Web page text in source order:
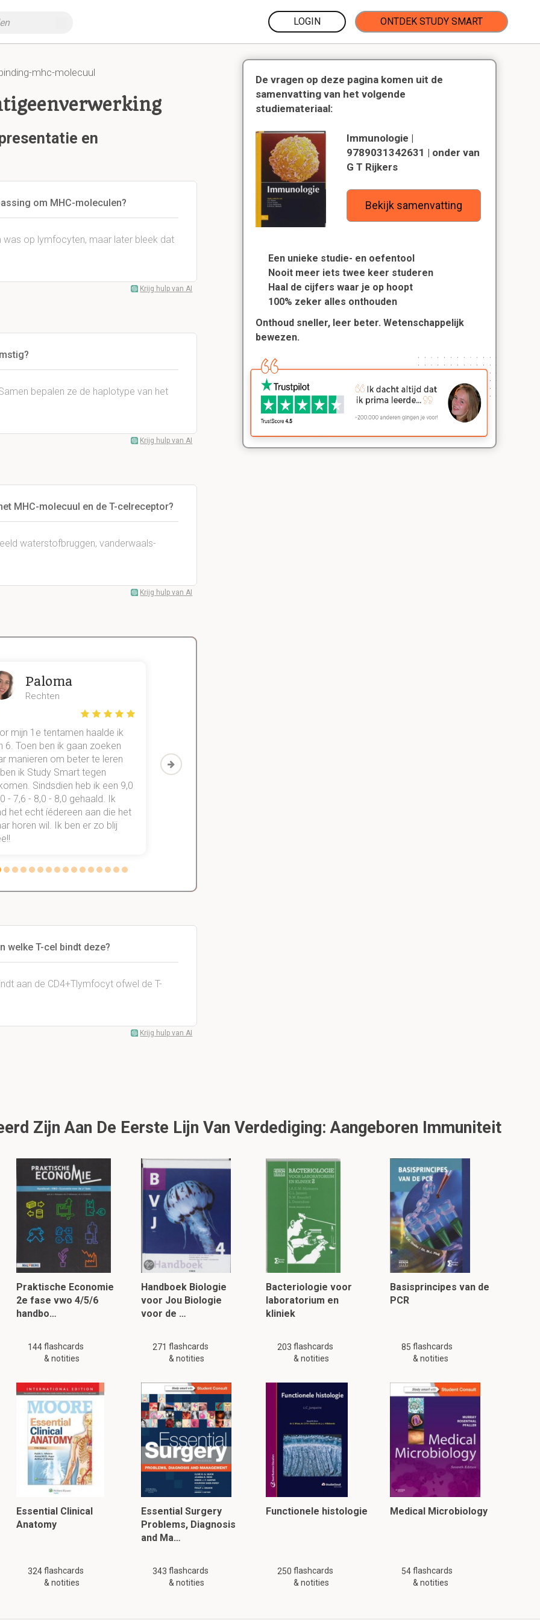
LOGIN ONTDEK STUDY SMART
mhc-molecuul
en
om MHC-moleculen?
op lymfocyten, maar later bleek dat
Krijg hulp van AI
bepalen ze de haplotype van het
Krijg hulp van AI
MHC-molecuul en de T-celreceptor?
waterstofbruggen, vanderwaals-
Krijg hulp van AI
Paloma
Rechten
mijn 1e tentamen haalde ik
6. Toen ben ik gaan zoeken
manieren om beter te leren
ik Study Smart tegen
Sindsdien heb ik een 9,0
- 7,6 - 8,0 - 8,0 gehaald. Ik
het echt íédereen aan die het
horen wil. Ik ben er zo blij
vakken. Sinds ik mijn
aantekeningen digitaal maak in
welke T-cel bindt deze?
aan de CD4+Tlymfocyt ofwel de T-
Krijg hulp van AI
De vragen op deze pagina komen uit de
samenvatting van het volgende
studiemateriaal:
Immunologie |
9789031342631 | onder van
G T Rijkers
Bekijk samenvatting
Een unieke studie- en oefentool
Nooit meer iets twee keer studeren
Haal de cijfers waar je op hoopt
100% zeker alles onthouden
Onthoud sneller, leer beter. Wetenschappelijk
bewezen.
Zijn Aan De Eerste Lijn Van Verdediging: Aangeboren Immuniteit
Praktische Economie
2e fase vwo 4/5/6
handbo…
144 flashcards
& notities
Handboek Biologie
voor Jou Biologie
voor de …
271 flashcards
& notities
Bacteriologie voor
laboratorium en
kliniek
203 flashcards
& notities
Basisprincipes van de
PCR
85 flashcards
& notities
Essential Clinical
Anatomy
324 flashcards
& notities
Essential Surgery
Problems, Diagnosis
and Ma…
343 flashcards
& notities
Functionele histologie
250 flashcards
& notities
Medical Microbiology
54 flashcards
& notities